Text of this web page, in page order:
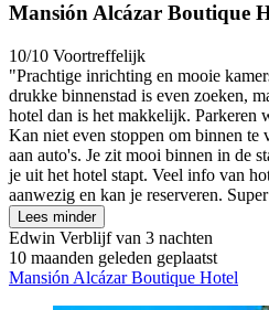
Mansión Alcázar Boutique
10/10 Voortreffelijk
"Prachtige inrichting en mooie
drukke binnenstad is even zoeken,
hotel dan is het makkelijk. Parkeren
Kan niet even stoppen om binnen te
aan auto's. Je zit mooi binnen in de
je uit het hotel stapt. Veel info van
aanwezig en kan je reserveren.
Lees minder
Edwin Verblijf van 3 nachten
10 maanden geleden geplaatst
Mansión Alcázar Boutique Hotel